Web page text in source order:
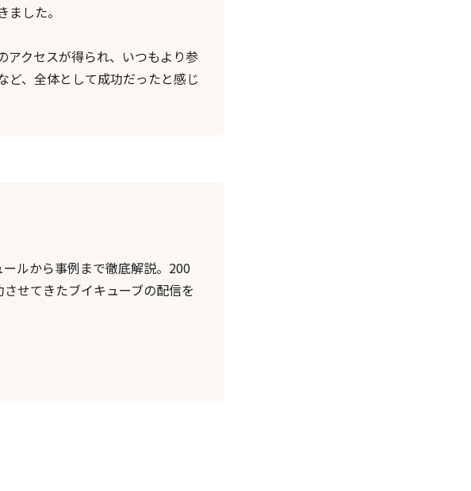
した。
アクセスが得られ、いつもより参
ど、全体として成功だったと感じ
ルから事例まで徹底解説。200
せてきたブイキューブの配信を